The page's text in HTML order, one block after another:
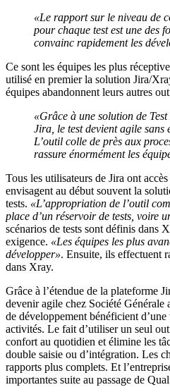
«Le rapport sur le niveau de
pour chaque test est une des
convainc rapidement les
Ce sont les équipes les plus
utilisé en premier la solution Jira/
équipes abandonnent leurs autres
«Grâce à une solution de
Jira, le test devient agile sans
L’outil colle de près aux
rassure énormément les
Tous les utilisateurs de Jira ont
envisagent au début souvent la
tests. «L’appropriation de l’outil
place d’un réservoir de tests, voire
scénarios de tests sont définis dans
exigence. «Les équipes les plus
développer». Ensuite, ils effectuent
dans Xray.
Grâce à l’étendue de la plateforme
devenir agile chez Société Générale
de développement bénéficient
activités. Le fait d’utiliser un seul
confort au quotidien et élimine les
double saisie ou d’intégration. Les
rapports plus complets. Et
importantes suite au passage de